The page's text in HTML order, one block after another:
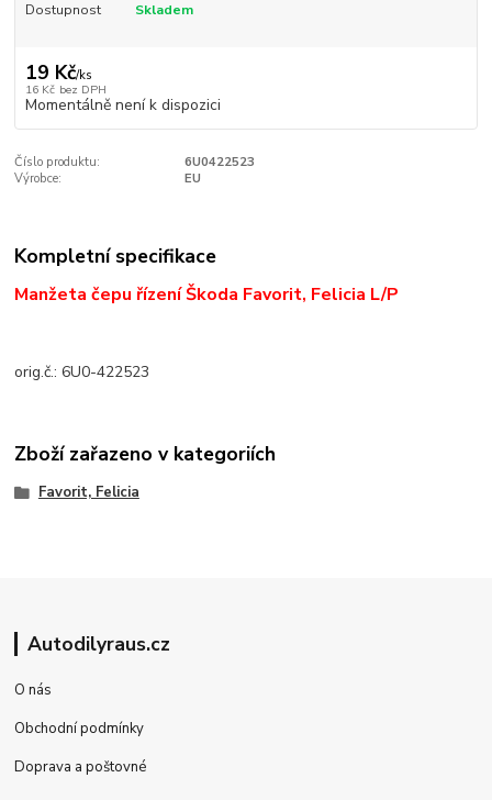
Dostupnost Skladem
19 Kč/ks
16 Kč bez DPH
Momentálně není k dispozici
Číslo produktu:
6U0422523
Výrobce:
EU
Kompletní specifikace
Manžeta čepu řízení Škoda Favorit, Felicia L/P
orig.č.: 6U0-422523
Zboží zařazeno v kategoriích
Favorit, Felicia
Autodilyraus.cz
O nás
Obchodní podmínky
Doprava a poštovné